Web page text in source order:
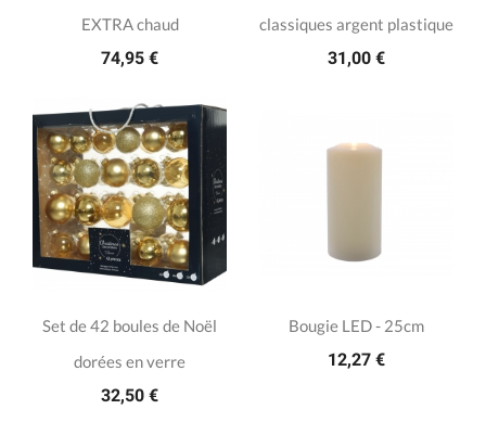
EXTRA chaud
74,95 €
classiques argent plastique
31,00 €
Set de 42 boules de Noël
dorées en verre
32,50 €
Bougie LED - 25cm
12,27 €